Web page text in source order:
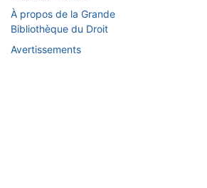
À propos de la Grande
Bibliothèque du Droit
Avertissements